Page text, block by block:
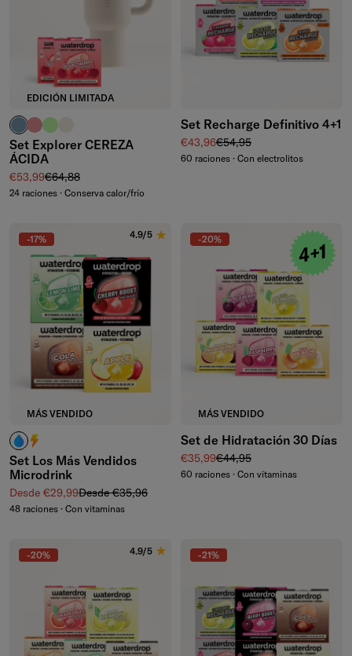
EDICIÓN LIMITADA
azul ceniza
rosa pálido
verde waterdrop®
marfil
Set Explorer CEREZA
ÁCIDA
Precio de venta
€53,99Precio normal
€64,88
24 raciones · Conserva calor/frío
Set Recharge Definitivo 4+1
Precio de venta
€43,96Precio normal
€54,95
60 raciones · Con electrolitos
-17%
MÁS VENDIDO
4.9/5
¿Cafeína? No la necesito.
¿Cafeína? ¡Me encanta!
Set Los Más Vendidos
Microdrink
Precio de venta
Desde €29,99Precio normal
Desde €35,96
48 raciones · Con vitaminas
-20%
MÁS VENDIDO
Set de Hidratación 30 Días
Precio de venta
€35,99Precio normal
€44,95
60 raciones · Con vitaminas
-20% 4.9/5 -21%